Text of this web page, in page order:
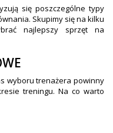
się poszczególne typy
Skupimy się na kilku
najlepszy sprzęt na
wyboru trenażera powinny
treningu. Na co warto